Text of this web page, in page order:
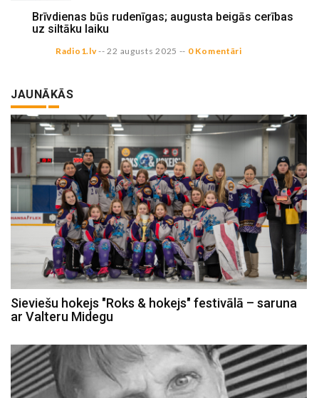
Brīvdienas būs rudenīgas; augusta beigās cerības
uz siltāku laiku
Radio1.lv-- 22 augusts 2025 -- 0 Komentāri
JAUNĀKĀS
Sieviešu hokejs "Roks & hokejs" festivālā – saruna
ar Valteru Midegu